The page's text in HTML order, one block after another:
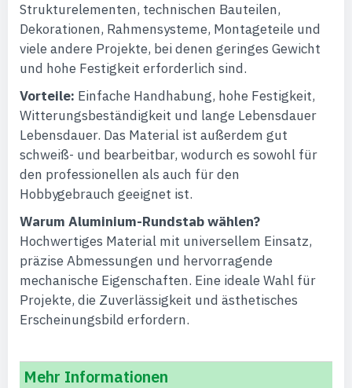
Strukturelementen, technischen Bauteilen,
Dekorationen, Rahmensysteme, Montageteile und
viele andere Projekte, bei denen geringes Gewicht
und hohe Festigkeit erforderlich sind.
Vorteile: Einfache Handhabung, hohe Festigkeit,
Witterungsbeständigkeit und lange Lebensdauer
Lebensdauer. Das Material ist außerdem gut
schweiß- und bearbeitbar, wodurch es sowohl für
den professionellen als auch für den
Hobbygebrauch geeignet ist.
Warum Aluminium-Rundstab wählen?
Hochwertiges Material mit universellem Einsatz,
präzise Abmessungen und hervorragende
mechanische Eigenschaften. Eine ideale Wahl für
Projekte, die Zuverlässigkeit und ästhetisches
Erscheinungsbild erfordern.
Mehr Informationen